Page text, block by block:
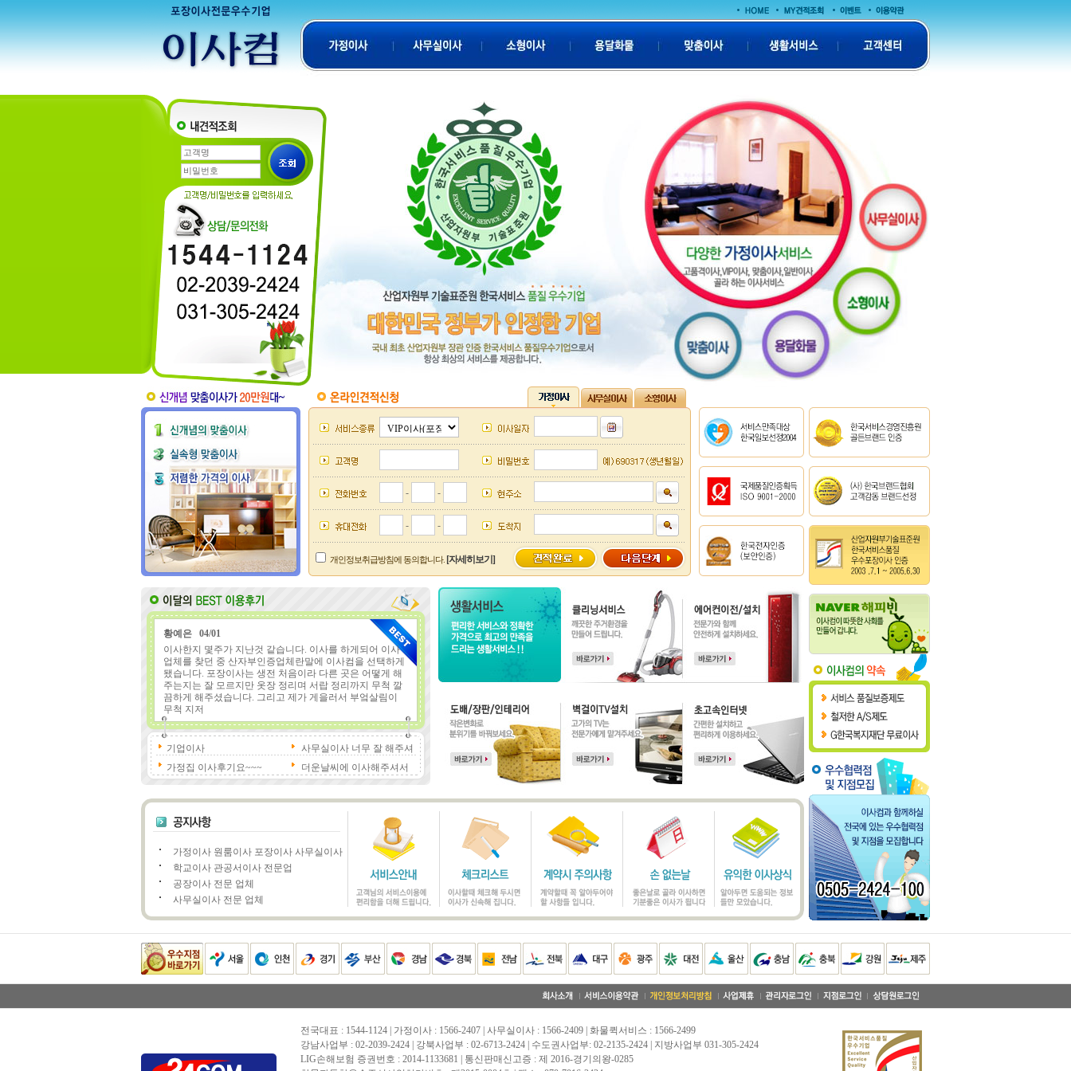
- -
- -
개인정보취급방침에 동의합니다. [자세히보기]
황예은 04/01
이사한지 몇주가 지난것 같습니다. 이사를 하게되어 이사
업체를 찾던 중 산자부인증업체란말에 이사컴을 선택하게
됐습니다. 포장이사는 생전 처음이라 다른 곳은 어떻게 해
주는지는 잘 모르지만 옷장 정리며 서랍 정리까지 무척 깔
끔하게 해주셨습니다. 그리고 제가 게을러서 부엌살림이
무척 지저
기업이사
사무실이사 너무 잘 해주셔
가정집 이사후기요~~~
더운날씨에 이사해주셔서
가정이사 원룸이사 포장이사 사무실이사
학교이사 관공서이사 전문업
공장이사 전문 업체
사무실이사 전문 업체
전국대표 : 1544-1124 | 가정이사 : 1566-2407 | 사무실이사 : 1566-2409 | 화물퀵서비스 : 1566-2499
강남사업부 : 02-2039-2424 | 강북사업부 : 02-6713-2424 | 수도권사업부: 02-2135-2424 | 지방사업부 031-305-2424
LIG손해보험 증권번호 : 2014-1133681 | 통신판매신고증 : 제 2016-경기의왕-0285